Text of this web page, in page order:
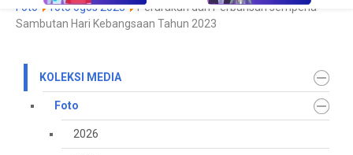
Foto
foto ogos 2023
Perarakan dan Perbarisan sempena
Sambutan Hari Kebangsaan Tahun 2023
KOLEKSI MEDIA
Foto
2026